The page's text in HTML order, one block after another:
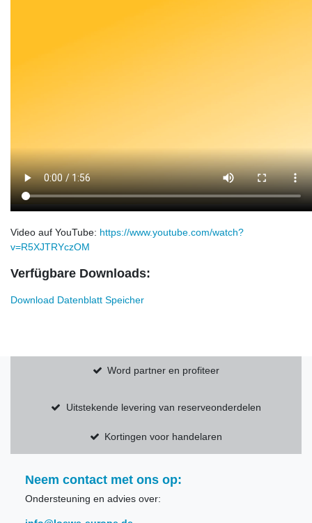
Video auf YouTube: https://www.youtube.com/watch?
v=R5XJTRYczOM
Verfügbare Downloads:
Download Datenblatt Speicher
Word partner en profiteer
Uitstekende levering van reserveonderdelen
Kortingen voor handelaren
Neem contact met ons op:
Ondersteuning en advies over: